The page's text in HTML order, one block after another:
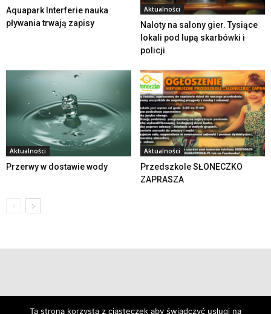
Aquapark Interferie nauka
pływania trwają zapisy
Aktualności
Naloty na salony gier. Tysiące
lokali pod lupą skarbówki i
policji
Aktualności
Przerwy w dostawie wody
Aktualności
Przedszkole SŁONECZKO
ZAPRASZA
Ta strona korzysta z ciasteczek aby świadczyć usługi na